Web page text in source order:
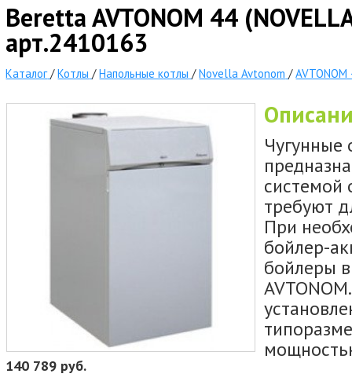
Beretta AVTONOM 44
арт.2410163
Каталог /Котлы /Напольные котлы /Novella Avtonom /AVTONOM
140 789 руб.
Чугунные
системой
требуют
При
бойлер-
бойлеры